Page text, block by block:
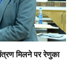
मिलने पर रेणुका